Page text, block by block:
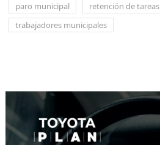
paro municipal
retención de tareas
trabajadores municipales
entradas